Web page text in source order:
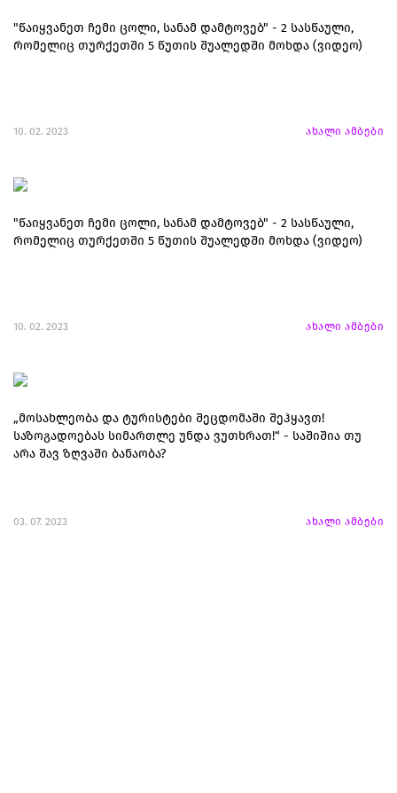
"წაიყვანეთ ჩემი ცოლი, სანამ დამტოვებ" - 2 სასწაული,
რომელიც თურქეთში 5 წუთის შუალედში მოხდა (ვიდეო)
10. 02. 2023 ახალი ამბები
"წაიყვანეთ ჩემი ცოლი, სანამ დამტოვებ" - 2 სასწაული,
რომელიც თურქეთში 5 წუთის შუალედში მოხდა (ვიდეო)
10. 02. 2023 ახალი ამბები
„მოსახლეობა და ტურისტები შეცდომაში შეჰყავთ!
საზოგადოებას სიმართლე უნდა ვუთხრათ!“ - საშიშია თუ
არა შავ ზღვაში ბანაობა?
03. 07. 2023 ახალი ამბები